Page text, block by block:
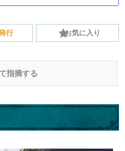
行 お気に入り
指摘する